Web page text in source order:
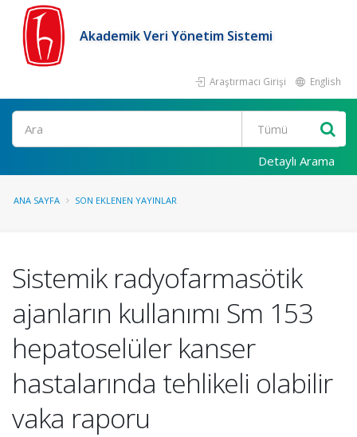
Akademik Veri Yönetim Sistemi
Araştırmacı Girişi English
Ara
Detaylı Arama
ANA SAYFA SON EKLENEN YAYINLAR
Sistemik radyofarmasötik
ajanların kullanımı Sm 153
hepatoselüler kanser
hastalarında tehlikeli olabilir
vaka raporu